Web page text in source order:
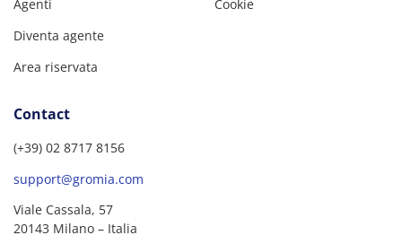
Agenti
Diventa agente
Area riservata
Cookie
Contact
(+39) 02 8717 8156
support@gromia.com
Viale Cassala, 57
20143 Milano – Italia